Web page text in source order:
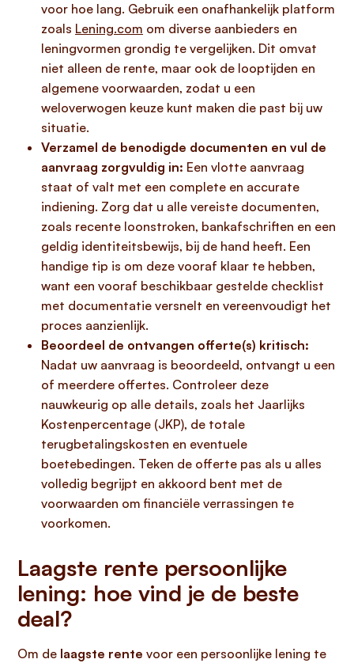
voor hoe lang. Gebruik een onafhankelijk platform
zoals Lening.com om diverse aanbieders en
leningvormen grondig te vergelijken. Dit omvat
niet alleen de rente, maar ook de looptijden en
algemene voorwaarden, zodat u een
weloverwogen keuze kunt maken die past bij uw
situatie.
Verzamel de benodigde documenten en vul de
aanvraag zorgvuldig in: Een vlotte aanvraag
staat of valt met een complete en accurate
indiening. Zorg dat u alle vereiste documenten,
zoals recente loonstroken, bankafschriften en een
geldig identiteitsbewijs, bij de hand heeft. Een
handige tip is om deze vooraf klaar te hebben,
want een vooraf beschikbaar gestelde checklist
met documentatie versnelt en vereenvoudigt het
proces aanzienlijk.
Beoordeel de ontvangen offerte(s) kritisch:
Nadat uw aanvraag is beoordeeld, ontvangt u een
of meerdere offertes. Controleer deze
nauwkeurig op alle details, zoals het Jaarlijks
Kostenpercentage (JKP), de totale
terugbetalingskosten en eventuele
boetebedingen. Teken de offerte pas als u alles
volledig begrijpt en akkoord bent met de
voorwaarden om financiële verrassingen te
voorkomen.
Laagste rente persoonlijke
lening: hoe vind je de beste
deal?
Om de laagste rente voor een persoonlijke lening te